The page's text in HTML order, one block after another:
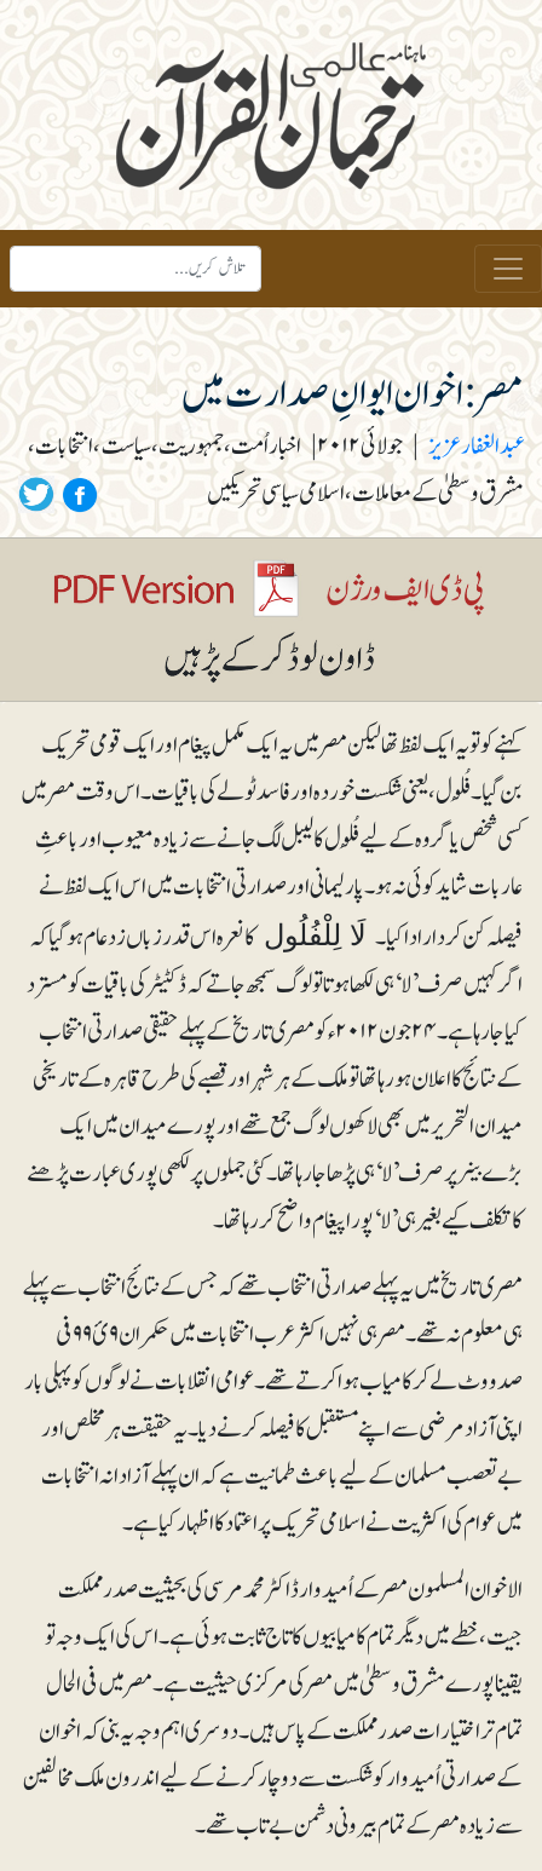
مصر: اخوان ایوانِ صدارت میں
عبد الغفار عزیز | جولائی ۲۰۱۲ | اخبار اُمت، جمہوریت، سیاست، انتخابات،
مشرق وسطیٰ کے معاملات، اسلامی سیاسی تحریکیں
کہنے کو تو یہ ایک لفظ تھا لیکن مصر میں یہ ایک مکمل پیغام اور ایک قومی تحریک
بن گیا۔ فُلُول، یعنی شکست خوردہ اور فاسد ٹولے کی باقیات۔ اس وقت مصر میں
کسی شخص یا گروہ کے لیے فُلُول کا لیبل لگ جانے سے زیادہ معیوب اور باعثِ
عار بات شاید کوئی نہ ہو۔پارلیمانی اور صدارتی انتخابات میں اس ایک لفظ نے
فیصلہ کن کردار ادا کیا۔لَا لِلْفُلُولکا نعرہ اس قدر زباں زد عام ہوگیا کہ
اگر کہیں صرف ’لا‘ ہی لکھا ہوتا تو لوگ سمجھ جاتے کہ ڈکٹیٹر کی باقیات کو مسترد
کیا جارہا ہے۔ ۲۴جون ۲۰۱۲ء کو مصری تاریخ کے پہلے حقیقی صدارتی انتخاب
کے نتائج کا اعلان ہورہا تھا تو ملک کے ہر شہر اور قصبے کی طرح قاہرہ کے تاریخی
میدان التحریر میں بھی لاکھوں لوگ جمع تھے اور پورے میدان میں ایک
بڑے بینر پر صرف ’لا‘ ہی پڑھا جارہا تھا۔ کئی جملوں پر لکھی پوری عبارت پڑھنے
کا تکلف کیے بغیر ہی ’لا‘ پورا پیغام واضح کررہا تھا۔
مصری تاریخ میں یہ پہلے صدارتی انتخاب تھے کہ جس کے نتائج انتخاب سے پہلے
ہی معلوم نہ تھے۔ مصر ہی نہیں اکثر عرب انتخابات میں حکمران ۹ئ۹۹ فی
صدووٹ لے کر کامیاب ہوا کرتے تھے۔ عوامی انقلابات نے لوگوں کو پہلی بار
اپنی آزاد مرضی سے اپنے مستقبل کا فیصلہ کرنے دیا۔ یہ حقیقت ہر مخلص اور
بے تعصب مسلمان کے لیے باعث طمانیت ہے کہ ان پہلے آزادانہ انتخابات
میں عوام کی اکثریت نے اسلامی تحریک پر اعتماد کا اظہار کیا ہے۔
الاخوان المسلمون مصر کے اُمیدوار ڈاکٹر محمد مرسی کی بحیثیت صدر مملکت
جیت، خطے میں دیگر تمام کامیابیوں کا تاج ثابت ہوئی ہے۔ اس کی ایک وجہ تو
یقینا پورے مشرق وسطیٰ میں مصر کی مرکزی حیثیت ہے۔ مصر میں فی الحال
تمام تر اختیارات صدر مملکت کے پاس ہیں۔دوسری اہم وجہ یہ بنی کہ اخوان
کے صدارتی اُمیدوار کو شکست سے دوچار کرنے کے لیے اندرون ملک مخالفین
سے زیادہ مصر کے تمام بیرونی دشمن بے تاب تھے۔